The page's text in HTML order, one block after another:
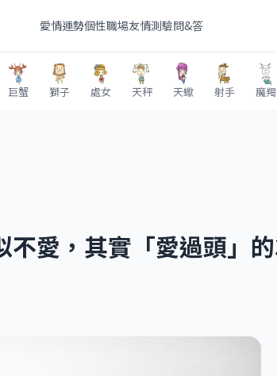
愛情運勢個性職場友情測驗問&答
巨蟹 獅子 處女 天秤 天蠍 射手 魔羯
不愛，其實「愛過頭」